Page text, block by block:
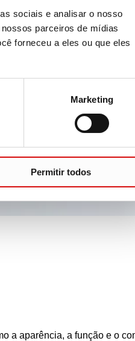
sociais e analisar o nosso
parceiros de mídias
forneceu a eles ou que eles
Marketing
Permitir todos
a aparência, a função e o